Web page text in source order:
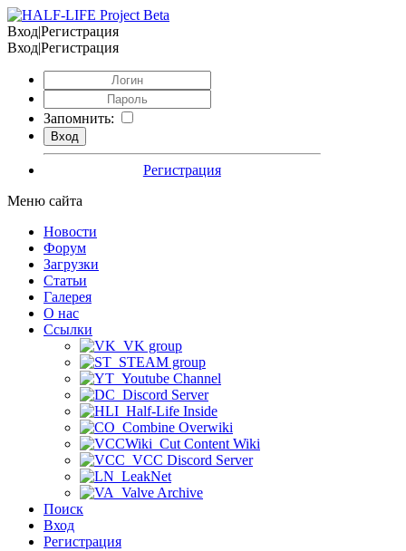
Вход|Регистрация
Вход|Регистрация
Запомнить:
Регистрация
Меню сайта
Новости
Форум
Загрузки
Статьи
Галерея
О нас
Ссылки
VK group
STEAM group
Youtube Channel
Discord Server
Half-Life Inside
Combine Overwiki
Cut Content Wiki
VCC Discord Server
LeakNet
Valve Archive
Поиск
Вход
Регистрация